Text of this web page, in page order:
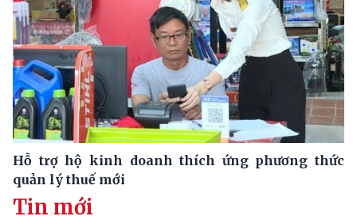
Hỗ trợ hộ kinh doanh thích ứng phương thức
quản lý thuế mới
Tin mới